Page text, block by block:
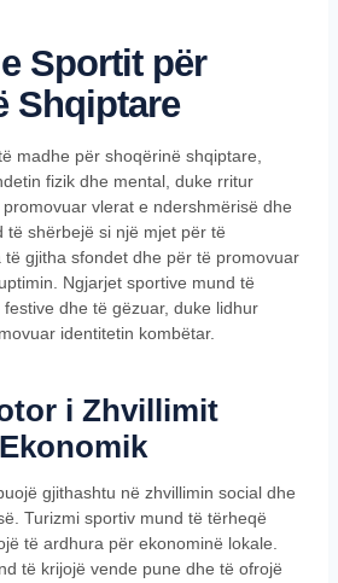
Sportit për
Shqiptare
madhe për shoqërinë shqiptare,
fizik dhe mental, duke rritur
vlerat e ndershmërisë dhe
të shërbejë si një mjet për të
të gjitha sfondet dhe për të promovuar
Ngjarjet sportive mund të
dhe të gëzuar, duke lidhur
identitetin kombëtar.
i Zhvillimit
gjithashtu në zhvillimin social dhe
Turizmi sportiv mund të tërheqë
të ardhura për ekonominë lokale.
të krijojë vende pune dhe të ofrojë